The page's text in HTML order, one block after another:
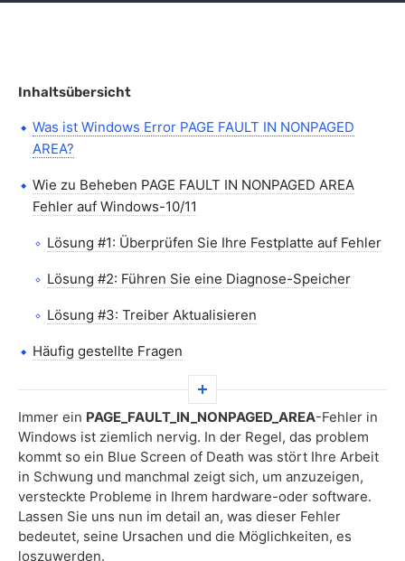
Inhaltsübersicht
Was ist Windows Error PAGE FAULT IN NONPAGED
AREA?
Wie zu Beheben PAGE FAULT IN NONPAGED AREA
Fehler auf Windows-10/11
Lösung #1: Überprüfen Sie Ihre Festplatte auf Fehler
Lösung #2: Führen Sie eine Diagnose-Speicher
Lösung #3: Treiber Aktualisieren
Häufig gestellte Fragen
Immer ein PAGE_FAULT_IN_NONPAGED_AREA-Fehler in
Windows ist ziemlich nervig. In der Regel, das problem
kommt so ein Blue Screen of Death was stört Ihre Arbeit
in Schwung und manchmal zeigt sich, um anzuzeigen,
versteckte Probleme in Ihrem hardware-oder software.
Lassen Sie uns nun im detail an, was dieser Fehler
bedeutet, seine Ursachen und die Möglichkeiten, es
loszuwerden.